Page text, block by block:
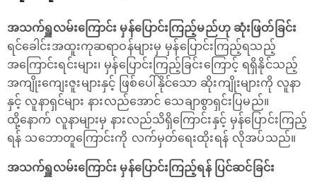
အသက်ရှူလမ်းကြောင်း မှန်ပြောင်းကြည့်မည်ဟု ဆုံးဖြတ်ခြင်း
ရင်ခေါင်းအထူးကုဆရာဝန်များမှ မှန်ပြောင်းကြည့်ရသည့်
အကြောင်းရင်းများ၊ မှန်ပြောင်းကြည့်ခြင်းကြောင့် ရရှိနိုင်သည့်
အကျိုးကျေးဇူးများနှင့် ဖြစ်ပေါ်နိုင်သော ဆိုးကျိုးများကို လူနာ
နှင့် လူနာရှင်များ နားလည်အောင် သေချာစွာရှင်းပြမည်။
ထို့နောက် လူနာများမှ နားလည်သိရှိကြောင်းနှင့် မှန်ပြောင်းကြည့်
ရန် သဘောတူကြောင်းကို လက်မှတ်ရေးထိုးရန် လိုအပ်သည်။
အသက်ရှူလမ်းကြောင်း မှန်ပြောင်းကြည့်ရန် ပြင်ဆင်ခြင်း